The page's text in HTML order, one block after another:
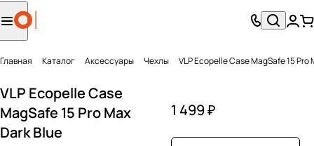
Главная Каталог Аксесcуары Чехлы VLP Ecopelle Case MagSafe 15 Pro
VLP Ecopelle Case
MagSafe 15 Pro Max
Dark Blue
1 499 ₽